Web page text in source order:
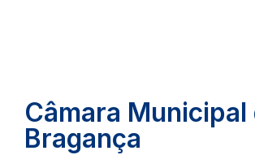
Câmara Municipal
Bragança